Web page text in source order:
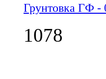
Грунтовка ГФ -
1078